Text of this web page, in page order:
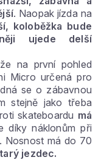
. Naopak jízda na
koloběžka bude
ujede delší
na první pohled
Micro určená pro
se o zábavnou
stejně jako třeba
skateboardu má
díky náklonům při
. Nosnost má do 70
jezdec.